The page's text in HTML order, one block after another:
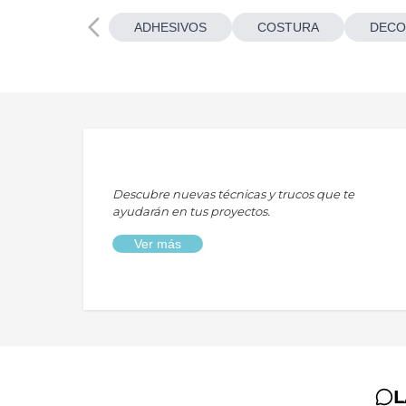
ADHESIVOS COSTURA
Descubre nuevas técnicas y trucos que te
ayudarán en tus proyectos.
Ver más